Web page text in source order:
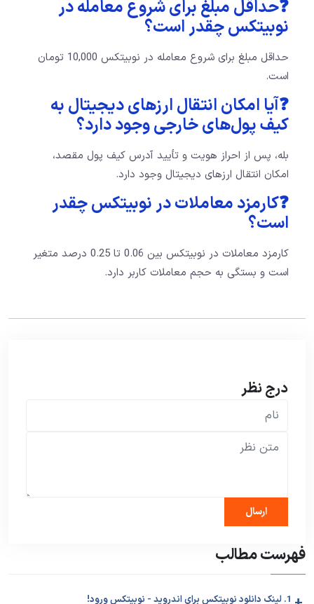
❓حداقل مبلغ برای شروع معامله در
نوبیتکس چقدر است؟
حداقل مبلغ برای شروع معامله در نوبیتکس 10,000 تومان
است.
❓آیا امکان انتقال ارزهای دیجیتال به
کیف پول‌های خارجی وجود دارد؟
بله، پس از احراز هویت و تأیید آدرس کیف پول مقصد،
امکان انتقال ارزهای دیجیتال وجود دارد.
❓کارمزد معاملات در نوبیتکس چقدر
است؟
کارمزد معاملات در نوبیتکس بین 0.06 تا 0.25 درصد متغیر
است و بستگی به حجم معاملات کاربر دارد.
درج نظر
فهرست مطالب
1. لینک دانلود نوبیتکس برای اندروید - نوبیتکس ورود!